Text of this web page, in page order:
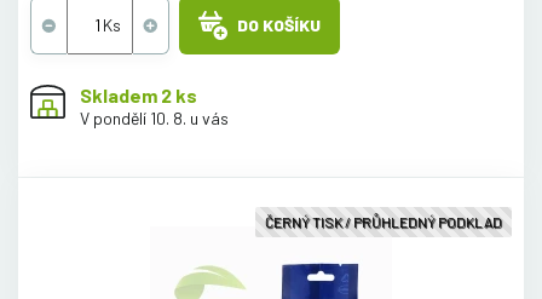
DO KOŠÍKU
Skladem 2 ks
V pondělí 10. 8. u vás
ČERNÝ TISK / PRŮHLEDNÝ PODKLAD